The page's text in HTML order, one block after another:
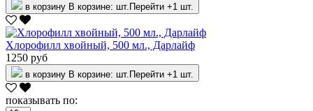
в корзину В корзине: шт. Перейти +1 шт.
Хлорофилл хвойный, 500 мл., Дарлайф
1250 руб
в корзину В корзине: шт. Перейти +1 шт.
показывать по: